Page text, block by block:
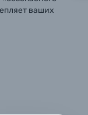
ваших